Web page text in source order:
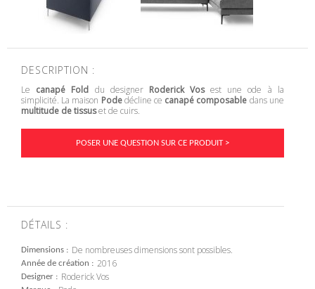
DESCRIPTION :
Le canapé Fold du designer Roderick Vosest une ode à la
simplicité. La maison Podedécline ce canapé composable dans une
multitude de tissuset de cuirs.
POSER UNE QUESTION SUR CE PRODUIT >
DÉTAILS :
Dimensions De nombreuses dimensions sont possibles.
Année de création 2016
Designer Roderick Vos